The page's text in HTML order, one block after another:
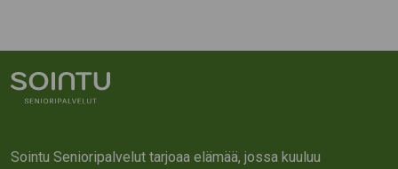
Sointu Senioripalvelut tarjoaa elämää, jossa kuuluu